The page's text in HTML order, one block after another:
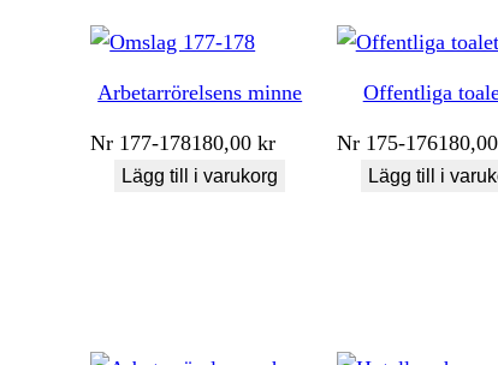
Arbetarrörelsens minne
Nr 177-178180,00kr
Lägg till i varukorg
Offentliga
Nr 175-176180,00
Lägg till i